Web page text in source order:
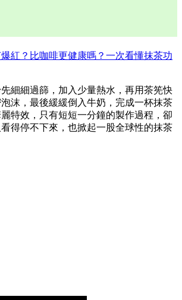
紅？比咖啡更健康嗎？一次看懂抹茶功
細細過篩，加入少量熱水，再用茶筅快
沫，最後緩緩倒入牛奶，完成一杯抹茶
特效，只有短短一分鐘的製作過程，卻
得停不下來，也掀起一股全球性的抹茶